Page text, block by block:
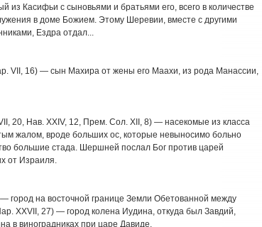
из Касифьи с сыновьями и братьями его, всего в количестве
в доме Божием. Этому Шеревии, вместе с другими
Ездра отдал...
VII, 16) — сын Махира от жены его Маахи, из рода Манассии,
20, Нав. XXIV, 12, Прем. Сол. XII, 8) — насекомые из класса
жалом, вроде больших ос, которые невыносимо больно
большие стада. Шершней послал Бог против царей
от Израиля.
город на восточной границе Земли Обетованной между
XXVII, 27) — город колена Иудина, откуда был Завдий,
в виноградниках при царе Давиде.